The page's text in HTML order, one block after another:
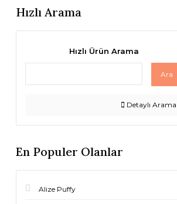
Hızlı Arama
Hızlı Ürün Arama
Ara
Detaylı Arama
En Populer Olanlar
Alize Puffy